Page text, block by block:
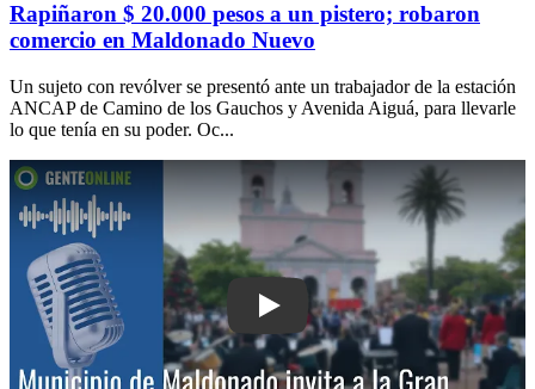
Rapiñaron $ 20.000 pesos a un pistero; robaron
comercio en Maldonado Nuevo
Un sujeto con revólver se presentó ante un trabajador de la estación
ANCAP de Camino de los Gauchos y Avenida Aiguá, para llevarle
lo que tenía en su poder. Oc...
Play: Municipio de Maldonado invita